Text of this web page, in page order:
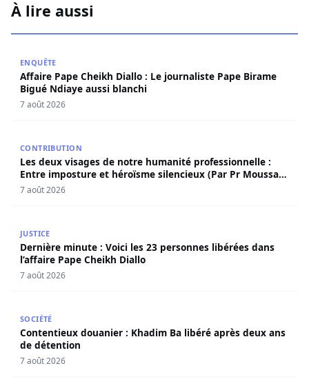
À lire aussi
ENQUÊTE
Affaire Pape Cheikh Diallo : Le journaliste Pape Birame
Bigué Ndiaye aussi blanchi
7 août 2026
CONTRIBUTION
Les deux visages de notre humanité professionnelle :
Entre imposture et héroïsme silencieux (Par Pr Moussa
Seydi)
7 août 2026
JUSTICE
Dernière minute : Voici les 23 personnes libérées dans
l’affaire Pape Cheikh Diallo
7 août 2026
SOCIÉTÉ
Contentieux douanier : Khadim Ba libéré après deux ans
de détention
7 août 2026